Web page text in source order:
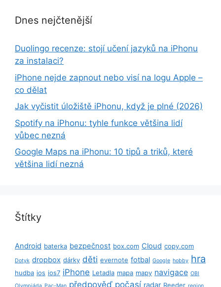
Dnes nejčtenější
Duolingo recenze: stojí učení jazyků na iPhonu
za instalaci?
iPhone nejde zapnout nebo visí na logu Apple –
co dělat
Jak vyčistit úložiště iPhonu, když je plné (2026)
Spotify na iPhonu: tyhle funkce většina lidí
vůbec nezná
Google Maps na iPhonu: 10 tipů a triků, které
většina lidí nezná
Štítky
Android baterka bezpečnost box.com Cloud copy.com
Dotyk dropbox dárky děti evernote fotbal Google hobby hra
hudba ios ios7 iPhone Letadla mapa mapy navigace OBI
předpověď počasí radar Reeder